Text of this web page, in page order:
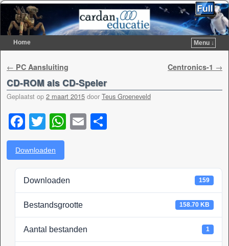
Home
Menu ↓
Berichtnavigatie
← PC Aansluiting Centronics-1 →
CD-ROM als CD-Speler
Geplaatst op 2 maart 2015 door Teus Groeneveld
F
a
c
e
b
o
o
k
T
wi
tt
er
W
s
A
p
p
E
n
Downloaden
Downloaden 159
Bestandsgrootte 158.70 KB
Aantal bestanden 1